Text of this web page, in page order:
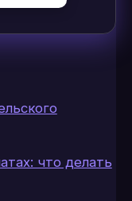
что делать